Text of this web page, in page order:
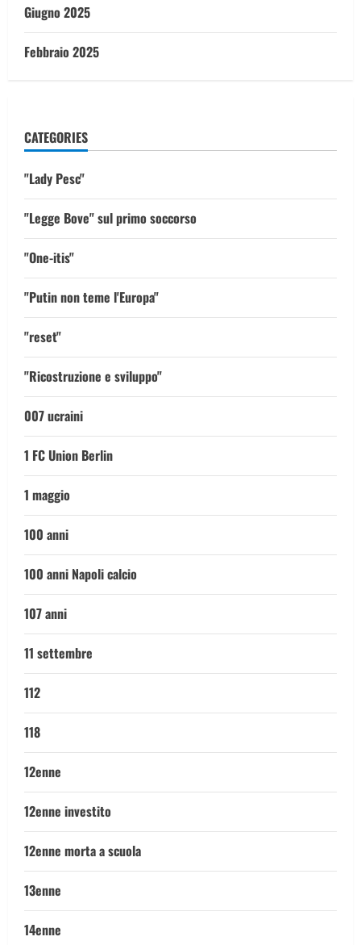
Giugno 2025
Febbraio 2025
CATEGORIES
"Lady Pesc"
"Legge Bove" sul primo soccorso
"One-itis"
"Putin non teme l'Europa"
"reset"
"Ricostruzione e sviluppo"
007 ucraini
1 FC Union Berlin
1 maggio
100 anni
100 anni Napoli calcio
107 anni
11 settembre
112
118
12enne
12enne investito
12enne morta a scuola
13enne
14enne